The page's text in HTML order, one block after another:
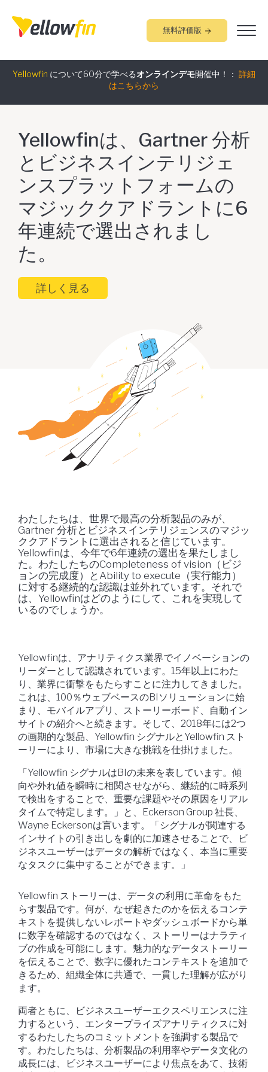
無料評価版
Yellowfin について60分で学べるオンラインデモ開催中！： 詳細
はこちらから
組み込みアナリティクス ：詳細はこちらから
Yellowfinは、Gartner 分析
とビジネスインテリジェ
ンスプラットフォームの
マジッククアドラントに6
年連続で選出されまし
た。
詳しく見る
わたしたちは、世界で最高の分析製品のみが、
Gartner 分析とビジネスインテリジェンスのマジッ
ククアドラントに選出されると信じています。
Yellowfinは、今年で6年連続の選出を果たしまし
た。わたしたちのCompleteness of vision（ビジ
ョンの完成度）とAbility to execute（実行能力）
に対する継続的な認識は並外れています。それで
は、Yellowfinはどのようにして、これを実現して
いるのでしょうか。
Yellowfinは、アナリティクス業界でイノベーションの
リーダーとして認識されています。15年以上にわた
り、業界に衝撃をもたらすことに注力してきました。
これは、100％ウェブベースのBIソリューションに始
まり、モバイルアプリ、ストーリーボード、自動イン
サイトの紹介へと続きます。そして、2018年には2つ
の画期的な製品、Yellowfin シグナルとYellowfin スト
ーリーにより、市場に大きな挑戦を仕掛けました。
「Yellowfin シグナルはBIの未来を表しています。傾
向や外れ値を瞬時に相関させながら、継続的に時系列
で検出をすることで、重要な課題やその原因をリアル
タイムで特定します。」と、Eckerson Group 社長、
Wayne Eckersonは言います。「シグナルが関連する
インサイトの引き出しを劇的に加速させることで、ビ
ジネスユーザーはデータの解析ではなく、本当に重要
なタスクに集中することができます。」
Yellowfin ストーリーは、データの利用に革命をもた
らす製品です。何が、なぜ起きたのかを伝えるコンテ
キストを提供しないレポートやダッシュボードから単
に数字を確認するのではなく、ストーリーはナラティ
ブの作成を可能にします。魅力的なデータストーリー
を伝えることで、数字に優れたコンテキストを追加で
きるため、組織全体に共通で、一貫した理解が広がり
ます。
両者ともに、ビジネスユーザーエクスペリエンスに注
力するという、エンタープライズアナリティクスに対
するわたしたちのコミットメントを強調する製品で
す。わたしたちは、分析製品の利用率やデータ文化の
成長には、ビジネスユーザーにより焦点をあて、技術